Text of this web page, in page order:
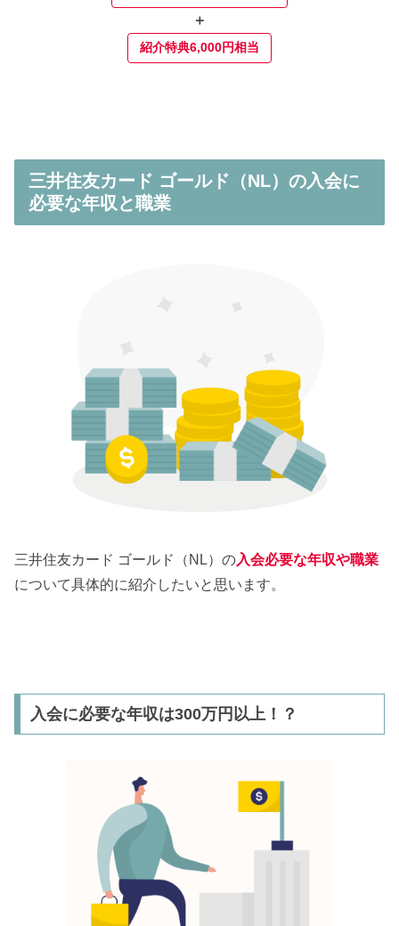
＋
紹介特典6,000円相当
三井住友カード ゴールド（NL）の入会に
必要な年収と職業
三井住友カード ゴールド（NL）の入会必要な年収や職業
について具体的に紹介したいと思います。
入会に必要な年収は300万円以上！？